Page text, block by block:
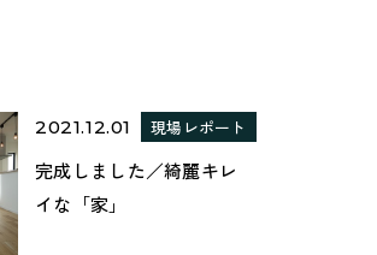
2021.12.01 現場レポート
完成しました／綺麗キレ
イな「家」